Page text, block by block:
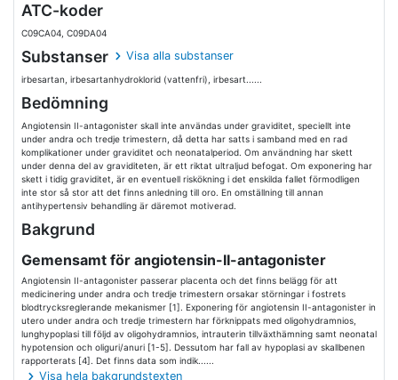
ATC-koder
C09CA04, C09DA04
Substanser Visa alla substanser
irbesartan, irbesartanhydroklorid (vattenfri), irbesart......
Bedömning
Angiotensin II-antagonister skall inte användas under graviditet, speciellt inte
under andra och tredje trimestern, då detta har satts i samband med en rad
komplikationer under graviditet och neonatalperiod. Om användning har skett
under denna del av graviditeten, är ett riktat ultraljud befogat. Om exponering har
skett i tidig graviditet, är en eventuell riskökning i det enskilda fallet förmodligen
inte stor så stor att det finns anledning till oro. En omställning till annan
antihypertensiv behandling är däremot motiverad.
Bakgrund
Gemensamt för angiotensin-II-antagonister
Angiotensin II-antagonister passerar placenta och det finns belägg för att
medicinering under andra och tredje trimestern orsakar störningar i fostrets
blodtrycksreglerande mekanismer [1]. Exponering för angiotensin II-antagonister in
utero under andra och tredje trimestern har förknippats med oligohydramnios,
lunghypoplasi till följd av oligohydramnios, intrauterin tillväxthämning samt neonatal
hypotension och oliguri/anuri [1-5]. Dessutom har fall av hypoplasi av skallbenen
rapporterats [4]. Det finns data som indik......
Visa hela bakgrundstexten